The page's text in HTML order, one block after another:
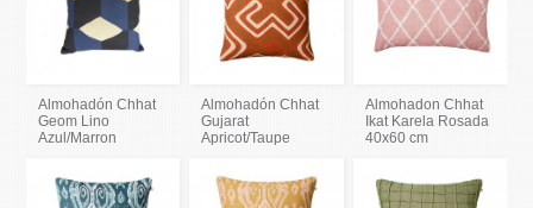
Almohadón Chhat
Geom Lino
Azul/Marron
Almohadón Chhat
Gujarat
Apricot/Taupe
Almohadon Chhat
Ikat Karela Rosada
40x60 cm